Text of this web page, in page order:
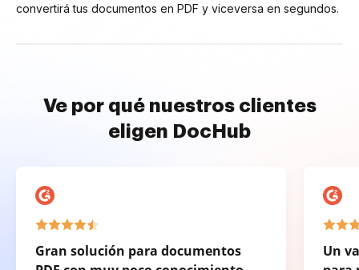
convertirá tus documentos en PDF y viceversa en segundos.
Ve por qué nuestros clientes
eligen DocHub
Gran solución para documentos
Un